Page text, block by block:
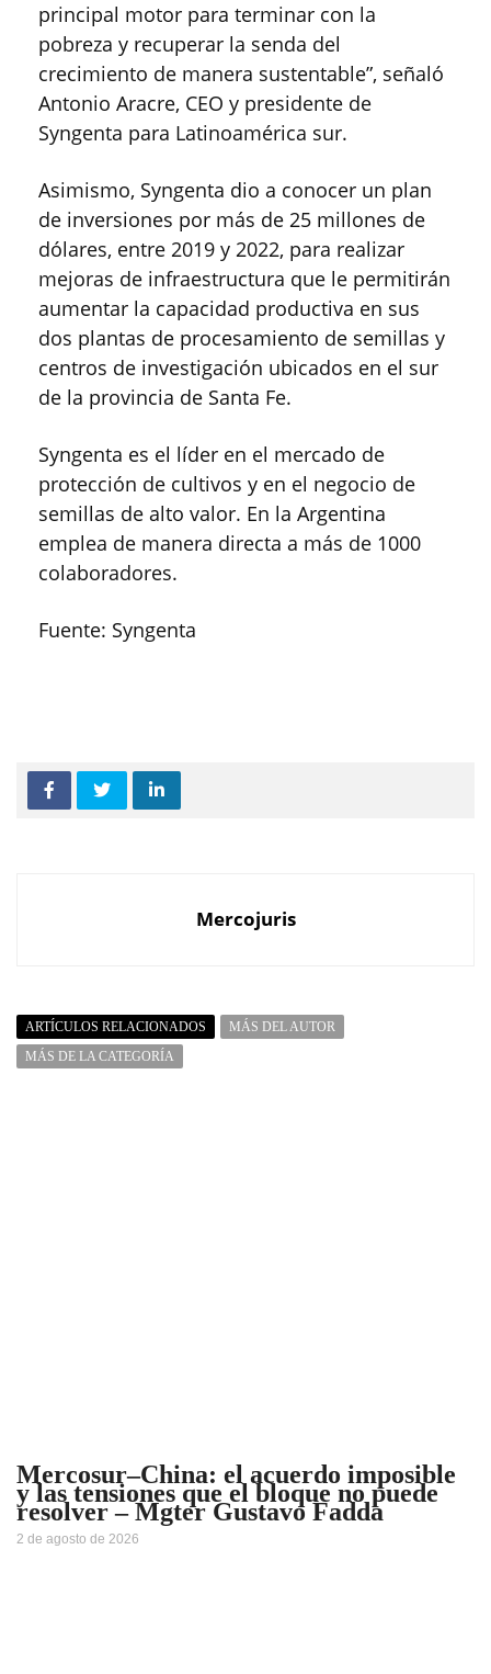
principal motor para terminar con la
pobreza y recuperar la senda del
crecimiento de manera sustentable”, señaló
Antonio Aracre, CEO y presidente de
Syngenta para Latinoamérica sur.
Asimismo, Syngenta dio a conocer un plan
de inversiones por más de 25 millones de
dólares, entre 2019 y 2022, para realizar
mejoras de infraestructura que le permitirán
aumentar la capacidad productiva en sus
dos plantas de procesamiento de semillas y
centros de investigación ubicados en el sur
de la provincia de Santa Fe.
Syngenta es el líder en el mercado de
protección de cultivos y en el negocio de
semillas de alto valor. En la Argentina
emplea de manera directa a más de 1000
colaboradores.
Fuente: Syngenta
Mercojuris
ARTÍCULOS RELACIONADOS
MÁS DEL AUTOR
MÁS DE LA CATEGORÍA
Mercosur–China: el acuerdo imposible
y las tensiones que el bloque no puede
resolver – Mgter Gustavo Fadda
2 de agosto de 2026